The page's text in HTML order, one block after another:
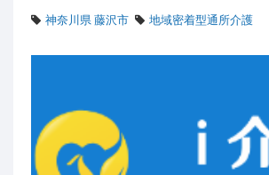
神奈川県 藤沢市
地域密着型通所介護